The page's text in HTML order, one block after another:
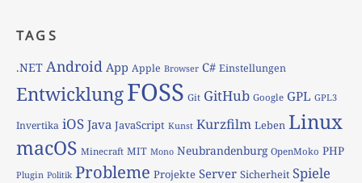
TAGS
.NET Android App Apple Browser C# Einstellungen
EntwicklungFOSS Git GitHub Google GPL GPL3
Invertika iOS Java JavaScript Kunst Kurzfilm Leben Linux
macOS Minecraft MIT Mono Neubrandenburg OpenMoko PHP
Plugin Politik Probleme Projekte Server Sicherheit Spiele